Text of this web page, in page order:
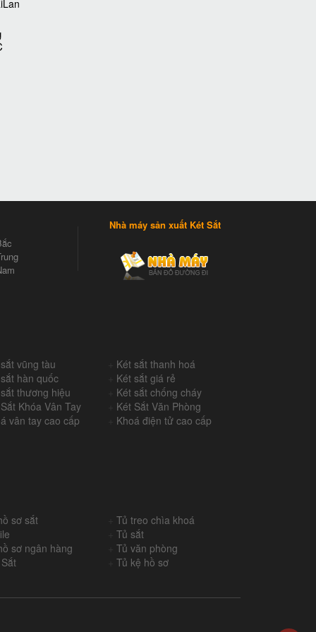
Nhà máy sản xuất Két Sắt
vũng tàu
Két sắt thanh hoá
hàn quốc
Két sắt giá rẻ
thương hiệu
Két sắt chống cháy
Khóa Vân Tay
Két Sắt Văn Phòng
vân tay cao cấp
Khoá điện tử cao cấp
sơ sắt
Tủ treo chìa khoá
Tủ sắt
sơ ngân hàng
Tủ văn phòng
Tủ kệ hồ sơ